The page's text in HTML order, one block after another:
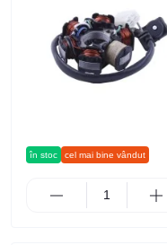
în stoc cel mai bine vândut